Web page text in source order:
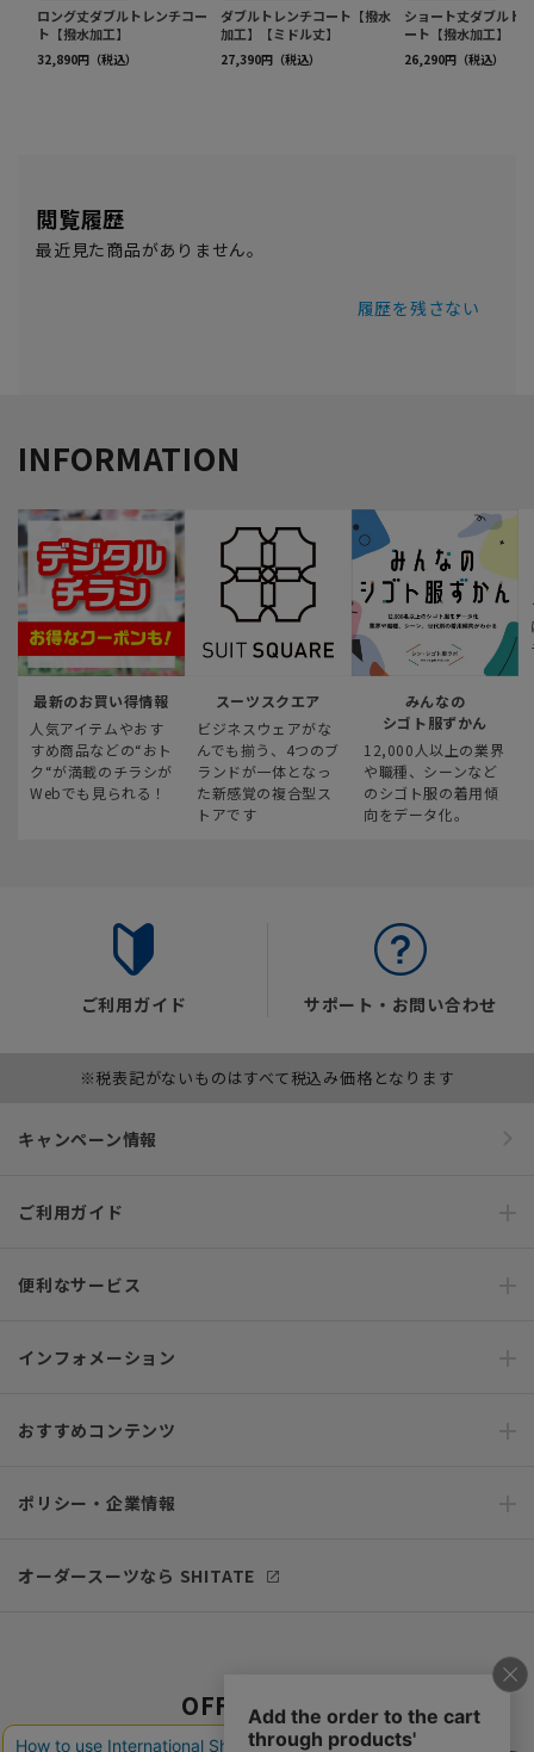
閲覧履歴
最近見た商品がありません。
履歴を残さない
INFORMATION
最新のお買い得情報
人気アイテムやおす
すめ商品などの“おト
ク“が満載のチラシが
Webでも見られる！
スーツスクエア
ビジネスウェアがな
んでも揃う、4つのブ
ランドが一体となっ
た新感覚の複合型ス
トアです
みんなの
シゴト服ずかん
12,000人以上の業界
や職種、シーンなど
のシゴト服の着用傾
向をデータ化。
ご利用ガイド サポート・お問い合わせ
※税表記がないものはすべて税込み価格となります
キャンペーン情報
ご利用ガイド
便利なサービス
インフォメーション
おすすめコンテンツ
ポリシー・企業情報
オーダースーツなら SHITATE
OFFICIAL SNS